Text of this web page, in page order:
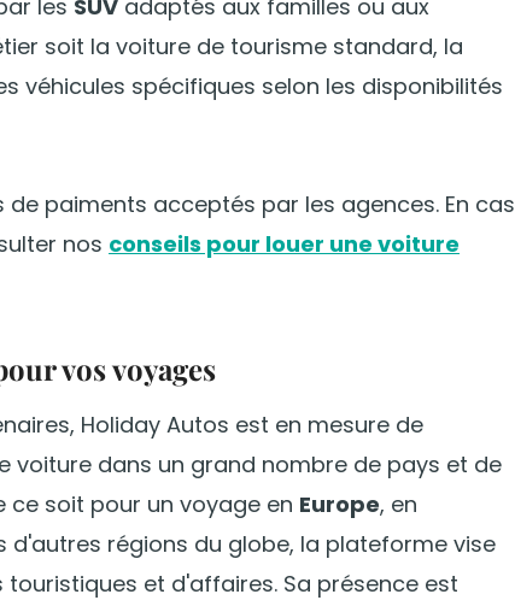
les SUV adaptés aux familles ou aux
soit la voiture de tourisme standard, la
véhicules spécifiques selon les disponibilités
paiments acceptés par les agences. En cas
nos conseils pour louer une voiture
vos voyages
Holiday Autos est en mesure de
voiture dans un grand nombre de pays et de
ce soit pour un voyage en Europe, en
d'autres régions du globe, la plateforme vise
et d'affaires. Sa présence est